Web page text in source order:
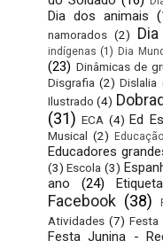
Dia dos animais
namorados (2)
indígenas (1) Dia
(23) Dinâmicas de
Disgrafia (2) Dislalia
Ilustrado (4)
(31) ECA (4) Ed
Musical (2)
Educadores
(3) Escola (3)
ano
(24)
Facebook (38)
Atividades (7) Festa
Festa Junina -